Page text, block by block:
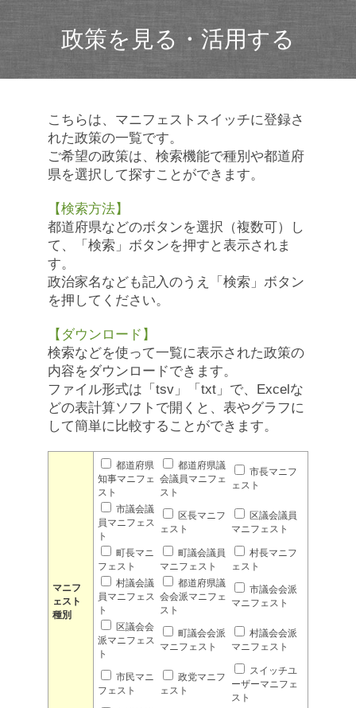
政策を見る・活用する
こちらは、マニフェストスイッチに登録さ
れた政策の一覧です。
ご希望の政策は、検索機能で種別や都道府
県を選択して探すことができます。
【検索方法】
都道府県などのボタンを選択（複数可）し
て、「検索」ボタンを押すと表示されま
す。
政治家名なども記入のうえ「検索」ボタン
を押してください。
【ダウンロード】
検索などを使って一覧に表示された政策の
内容をダウンロードできます。
ファイル形式は「tsv」「txt」で、Excelな
どの表計算ソフトで開くと、表やグラフに
して簡単に比較することができます。
マニフ
ェスト
種別
都道府県
知事マニフェ
スト
都道府県議
会議員マニフェ
スト
市長マニフ
ェスト
市議会議
員マニフェス
ト
区長マニフ
ェスト
区議会議員
マニフェスト
町長マニ
フェスト
町議会議員
マニフェスト
村長マニフ
ェスト
村議会議
員マニフェス
ト
都道府県議
会会派マニフェ
スト
市議会会派
マニフェスト
区議会会
派マニフェス
ト
町議会会派
マニフェスト
村議会会派
マニフェスト
市民マニ
フェスト
政党マニフ
ェスト
スイッチユ
ーザーマニフェ
スト